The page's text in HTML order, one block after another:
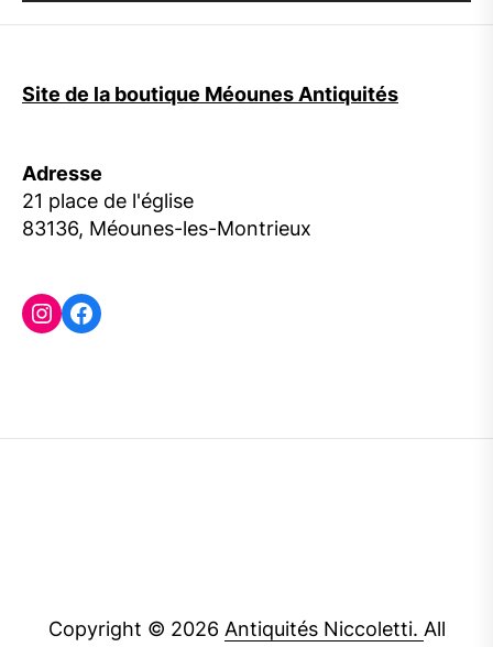
Site de la boutique Méounes Antiquités
Adresse
21 place de l'église
83136, Méounes-les-Montrieux
Instagram
Facebook
Copyright © 2026 Antiquités Niccoletti. All